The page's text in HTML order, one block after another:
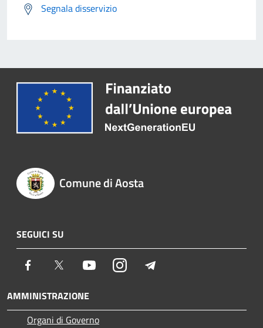
Segnala disservizio
Comune di Aosta
SEGUICI SU
Facebook Twitter YoutubeInstagram
AMMINISTRAZIONE
Organi di Governo